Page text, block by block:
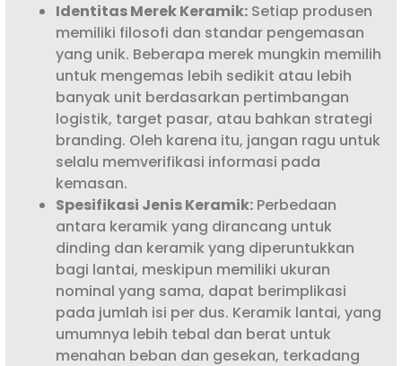
Identitas Merek Keramik: Setiap produsen
memiliki filosofi dan standar pengemasan
yang unik. Beberapa merek mungkin memilih
untuk mengemas lebih sedikit atau lebih
banyak unit berdasarkan pertimbangan
logistik, target pasar, atau bahkan strategi
branding. Oleh karena itu, jangan ragu untuk
selalu memverifikasi informasi pada
kemasan.
Spesifikasi Jenis Keramik: Perbedaan
antara keramik yang dirancang untuk
dinding dan keramik yang diperuntukkan
bagi lantai, meskipun memiliki ukuran
nominal yang sama, dapat berimplikasi
pada jumlah isi per dus. Keramik lantai, yang
umumnya lebih tebal dan berat untuk
menahan beban dan gesekan, terkadang